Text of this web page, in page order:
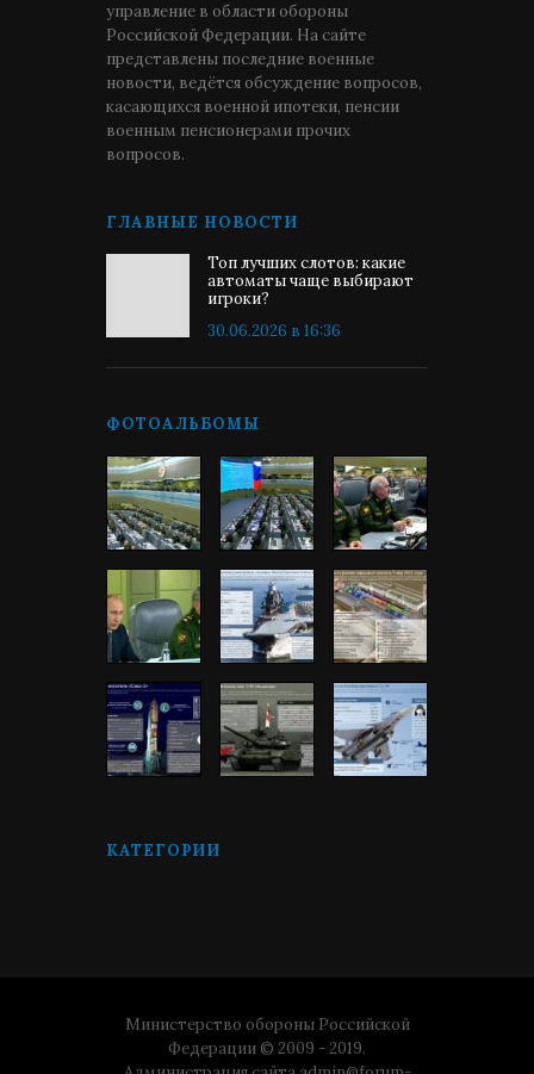
управление в области обороны
Российской Федерации. На сайте
представлены последние военные
новости, ведётся обсуждение вопросов,
касающихся военной ипотеки, пенсии
военным пенсионерами прочих
вопросов.
ГЛАВНЫЕ НОВОСТИ
Топ лучших слотов: какие
автоматы чаще выбирают
игроки?
30.06.2026 в 16:36
ФОТОАЛЬБОМЫ
КАТЕГОРИИ
Министерство обороны Российской
Федерации © 2009 - 2019.